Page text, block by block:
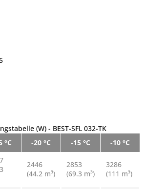
(W) - BEST-SFL 032-TK
°C -20 °C -15 °C -10 °C
2446
(44.2 m³)
2853
(69.3 m³)
3286
(111 m³)